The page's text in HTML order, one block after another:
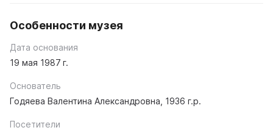
Особенности музея
Дата основания
19 мая 1987 г.
Основатель
Годяева Валентина Александровна, 1936 г.р.
Посетители